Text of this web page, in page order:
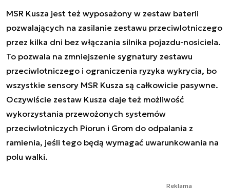
MSR Kusza jest też wyposażony w zestaw baterii
pozwalających na zasilanie zestawu przeciwlotniczego
przez kilka dni bez włączania silnika pojazdu-nosiciela.
To pozwala na zmniejszenie sygnatury zestawu
przeciwlotniczego i ograniczenia ryzyka wykrycia, bo
wszystkie sensory MSR Kusza są całkowicie pasywne.
Oczywiście zestaw Kusza daje też możliwość
wykorzystania przewożonych systemów
przeciwlotniczych Piorun i Grom do odpalania z
ramienia, jeśli tego będą wymagać uwarunkowania na
polu walki.
Reklama